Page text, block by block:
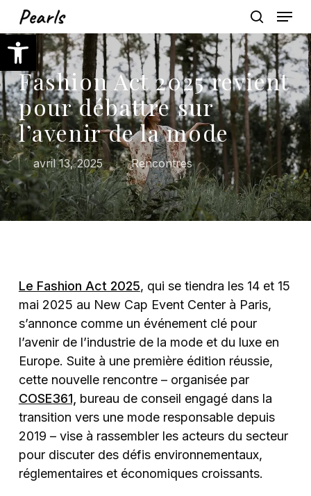
Ouvrir la barre d’outils
main
content
search
Menu
Fashion Act 2025 revient
pour débattre sur
l’avenir de la mode
avril 13, 2025 Rencontres
Le Fashion Act 2025, qui se tiendra les 14 et 15
mai 2025 au New Cap Event Center à Paris,
s’annonce comme un événement clé pour
l’avenir de l’industrie de la mode et du luxe en
Europe. Suite à une première édition réussie,
cette nouvelle rencontre – organisée par
COSE361, bureau de conseil engagé dans la
transition vers une mode responsable depuis
2019 – vise à rassembler les acteurs du secteur
pour discuter des défis environnementaux,
réglementaires et économiques croissants.